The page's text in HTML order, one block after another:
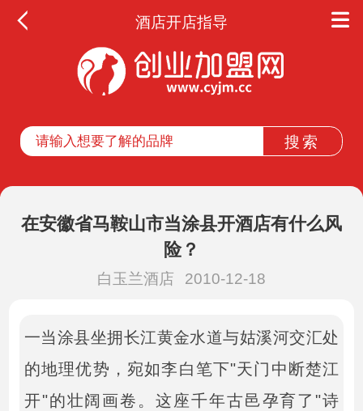
酒店开店指导
在安徽省马鞍山市当涂县开酒店有什么风
险？
白玉兰酒店 2010-12-18
一当涂县坐拥长江黄金水道与姑溪河交汇处
的地理优势，宛如李白笔下"天门中断楚江
开"的壮阔画卷。这座千年古邑孕育了"诗